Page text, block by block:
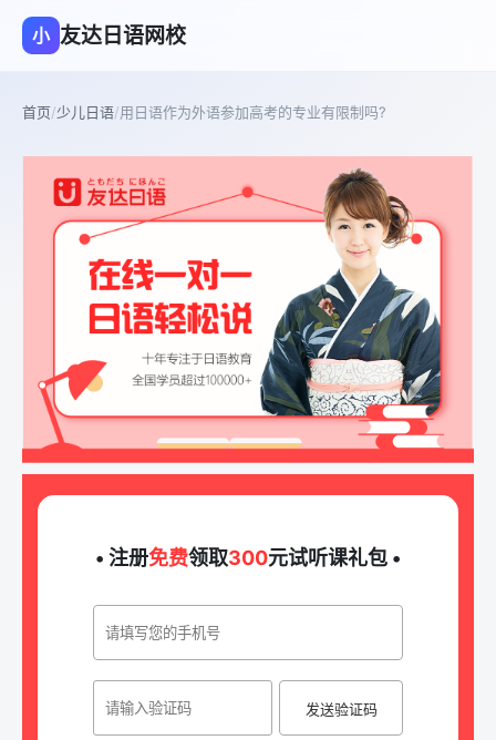
小 友达日语网校
首页/少儿日语/用日语作为外语参加高考的专业有限制吗?
• 注册免费领取300元试听课礼包 •
发送验证码